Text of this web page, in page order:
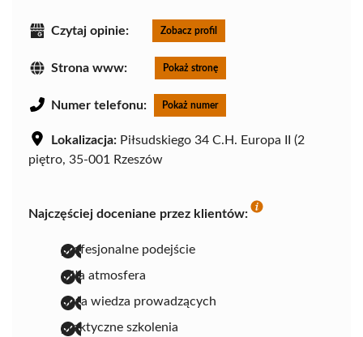
Czytaj opinie: Zobacz profil
Strona www: Pokaż stronę
Numer telefonu: Pokaż numer
Lokalizacja: Piłsudskiego 34 C.H. Europa II (2
piętro, 35-001 Rzeszów
Najczęściej doceniane przez klientów:
profesjonalne podejście
miła atmosfera
duża wiedza prowadzących
praktyczne szkolenia